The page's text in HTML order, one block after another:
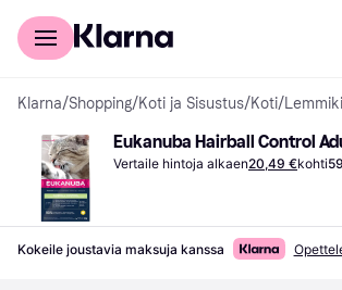
Kuluttajille
Klarna/Shopping/Koti ja Sisustus/Koti/
Eukanuba Hairball Control
Vertaile hintoja alkaen20,49 €kohti
Kokeile joustavia maksuja kanssa